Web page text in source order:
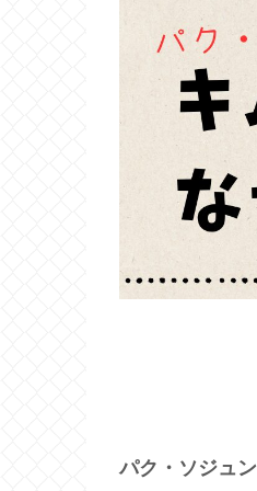
パク・ソジュン